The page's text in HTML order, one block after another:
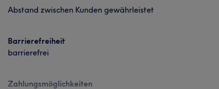
Abstand zwischen Kunden gewährleistet
Barrierefreiheit
barrierefrei
Zahlungsmöglichkeiten